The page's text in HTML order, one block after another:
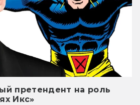
претендент на роль
Икс»